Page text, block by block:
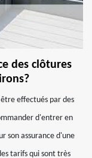
des clôtures
effectués par des
d'entrer en
son assurance d'une
tarifs qui sont très